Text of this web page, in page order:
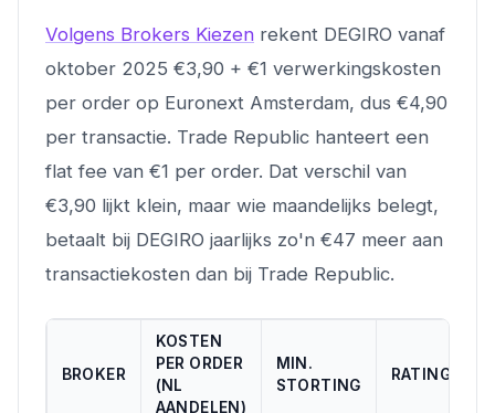
Volgens Brokers Kiezen rekent DEGIRO vanaf
oktober 2025 €3,90 + €1 verwerkingskosten
per order op Euronext Amsterdam, dus €4,90
per transactie. Trade Republic hanteert een
flat fee van €1 per order. Dat verschil van
€3,90 lijkt klein, maar wie maandelijks belegt,
betaalt bij DEGIRO jaarlijks zo'n €47 meer aan
transactiekosten dan bij Trade Republic.
BROKER
KOSTEN
PER ORDER
(NL
AANDELEN)
MIN.
STORTING
RATING